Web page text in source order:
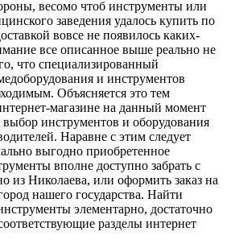
весомо чтоб инструменты или
заведения удалось купить по
вовсе не появилось каких-
все описанное выше реально не
что специализированный
и инструментов
Объясняется это тем
магазине на данный момент
инструментов и оборудования
Наравне с этим следует
выгодно приобретенное
вполне доступно забрать с
из Николаева, или оформить заказ на
нашего государства. Найти
элементарно, достаточно
разделы интернет